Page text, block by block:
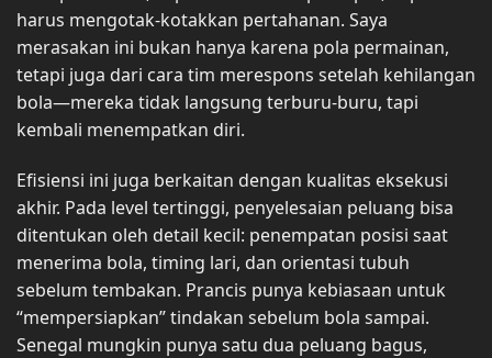
harus mengotak-kotakkan pertahanan. Saya
merasakan ini bukan hanya karena pola permainan,
tetapi juga dari cara tim merespons setelah kehilangan
bola—mereka tidak langsung terburu-buru, tapi
kembali menempatkan diri.
Efisiensi ini juga berkaitan dengan kualitas eksekusi
akhir. Pada level tertinggi, penyelesaian peluang bisa
ditentukan oleh detail kecil: penempatan posisi saat
menerima bola, timing lari, dan orientasi tubuh
sebelum tembakan. Prancis punya kebiasaan untuk
“mempersiapkan” tindakan sebelum bola sampai.
Senegal mungkin punya satu dua peluang bagus,